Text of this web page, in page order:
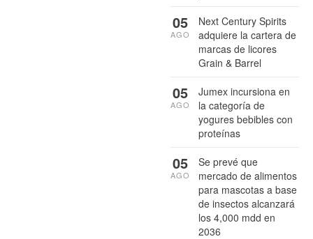
Next Century Spirits
adquiere la cartera de
marcas de licores
Grain & Barrel
05
AGO
Jumex incursiona en
la categoría de
yogures bebibles con
proteínas
05
AGO
Se prevé que
mercado de alimentos
para mascotas a base
de insectos alcanzará
los 4,000 mdd en
2036
05
AGO